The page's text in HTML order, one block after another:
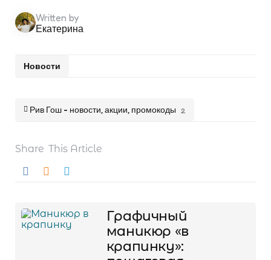
Рив Гош - новости, акции, промокоды 2
Новости
Written by
Екатерина
Share This Article
Навигация
Графичный
маникюр «в
крапинку»: